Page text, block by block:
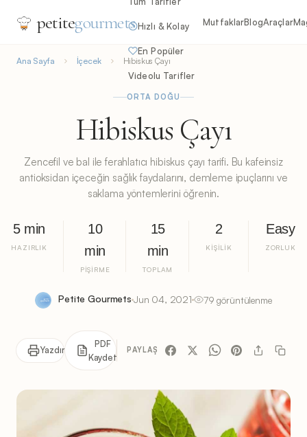
petitegourmets Hızlı & Kolay
En Popüler
Videolu Tarifler
MutfaklarBlogAraçlar
Ana Sayfa İçecek Hibiskus Çayı
ORTA DOĞU
Hibiskus Çayı
Zencefil ve bal ile ferahlatıcı hibiskus çayı tarifi. Bu kafeinsiz
antioksidan içeceğin sağlık faydalarını, demleme ipuçlarını ve
saklama yöntemlerini öğrenin.
5 min
HAZIRLIK
10
min
PIŞIRME
15
min
TOPLAM
2
KIŞILIK
Easy
ZORLUK
Petite Gourmets Jun 04, 2021 79 görüntülenme
Yazdır
PDF
Kaydet
PAYLAŞ